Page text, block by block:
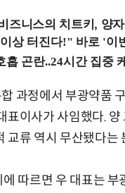
의 치트키, 양자컴퓨팅 기회를 선점
과정에서 부광약품
표이사가 사임했다.
교류 역시 무산됐다는
따르면 우 대표는 부